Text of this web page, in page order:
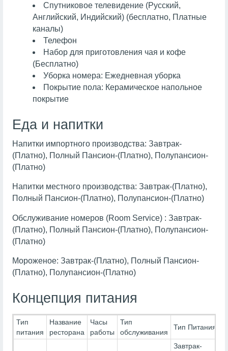
Спутниковое телевидение (Русский,
Английский, Индийский) (бесплатно, Платные
каналы)
Телефон
Набор для приготовления чая и кофе
(Бесплатно)
Уборка номера: Ежедневная уборка
Покрытие пола: Керамическое напольное
покрытие
Еда и напитки
Напитки импортного производства: Завтрак-
(Платно), Полный Пансион-(Платно), Полупансион-
(Платно)
Напитки местного производства: Завтрак-(Платно),
Полный Пансион-(Платно), Полупансион-(Платно)
Обслуживание номеров (Room Service) : Завтрак-
(Платно), Полный Пансион-(Платно), Полупансион-
(Платно)
Мороженое: Завтрак-(Платно), Полный Пансион-
(Платно), Полупансион-(Платно)
Концепция питания
Тип
питания
Название
ресторана
Часы
работы
Тип
обслуживания
Тип Питания
Завтрак-